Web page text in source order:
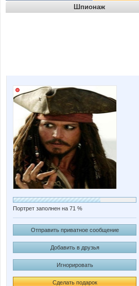
Шпионаж
Портрет заполнен на 71 %
Отправить приватное сообщение
Добавить в друзья
Игнорировать
Сделать подарок